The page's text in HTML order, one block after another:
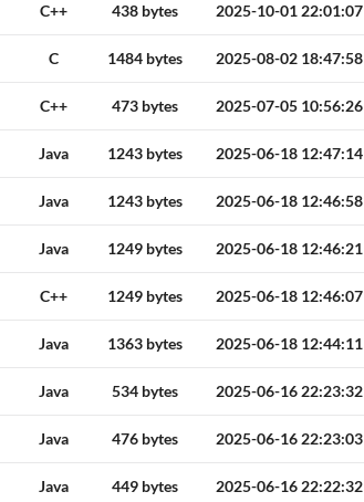
C++ 438 bytes 2025-10-01 22:01:07
C 1484 bytes 2025-08-02 18:47:58
C++ 473 bytes 2025-07-05 10:56:26
Java 1243 bytes 2025-06-18 12:47:14
Java 1243 bytes 2025-06-18 12:46:58
Java 1249 bytes 2025-06-18 12:46:21
C++ 1249 bytes 2025-06-18 12:46:07
Java 1363 bytes 2025-06-18 12:44:11
Java 534 bytes 2025-06-16 22:23:32
Java 476 bytes 2025-06-16 22:23:03
Java 449 bytes 2025-06-16 22:22:32